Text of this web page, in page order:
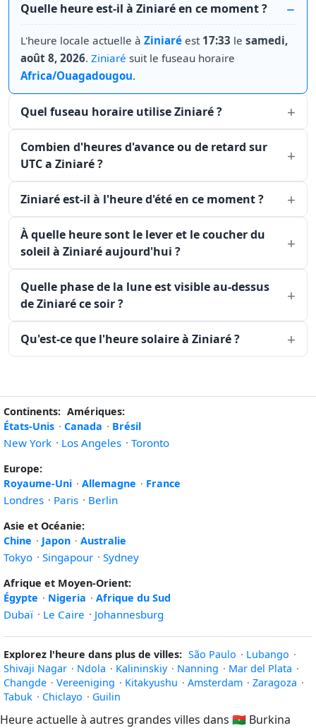
Quelle heure est-il à Ziniaré en ce moment ?
L'heure locale actuelle à Ziniaré est 17:33 le samedi,
août 8, 2026. Ziniaré suit le fuseau horaire
Africa/Ouagadougou.
Quel fuseau horaire utilise Ziniaré ?
Combien d'heures d'avance ou de retard sur
UTC a Ziniaré ?
Ziniaré est-il à l'heure d'été en ce moment ?
À quelle heure sont le lever et le coucher du
soleil à Ziniaré aujourd'hui ?
Quelle phase de la lune est visible au-dessus
de Ziniaré ce soir ?
Qu'est-ce que l'heure solaire à Ziniaré ?
Continents: Amériques:
États-Unis · Canada · Brésil
New York · Los Angeles · Toronto
Europe:
Royaume-Uni · Allemagne · France
Londres · Paris · Berlin
Asie et Océanie:
Chine · Japon · Australie
Tokyo · Singapour · Sydney
Afrique et Moyen-Orient:
Égypte · Nigeria · Afrique du Sud
Dubaï · Le Caire · Johannesburg
Explorez l'heure dans plus de villes: São Paulo · Lubango ·
Shivaji Nagar · Ndola · Kalininskiy · Nanning · Mar del Plata ·
Changde · Vereeniging · Kitakyushu · Amsterdam · Zaragoza ·
Tabuk · Chiclayo · Guilin
Heure actuelle à autres grandes villes dans 🇧🇫 Burkina